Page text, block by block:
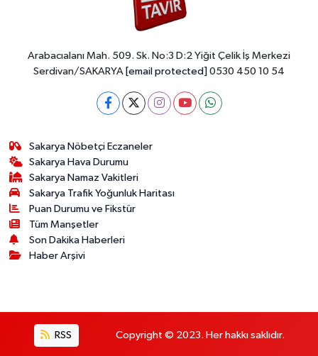
Arabacıalanı Mah. 509. Sk. No:3 D:2 Yiğit Çelik İş Merkezi
Serdivan/SAKARYA [email protected] 0530 450 10 54
Sakarya Nöbetçi Eczaneler
Sakarya Hava Durumu
Sakarya Namaz Vakitleri
Sakarya Trafik Yoğunluk Haritası
Puan Durumu ve Fikstür
Tüm Manşetler
Son Dakika Haberleri
Haber Arşivi
RSS Copyright © 2023. Her hakkı saklıdır.